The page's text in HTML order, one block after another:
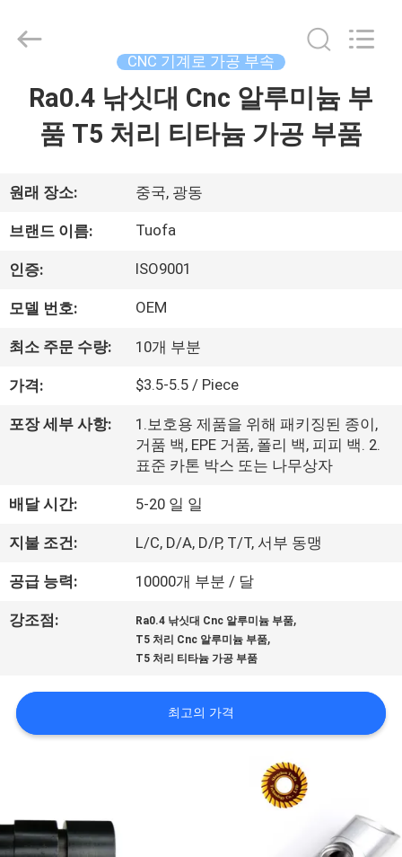
품
우
리
한
것
공
장
투
어
질
관
저
2021
Technology
CNC 기계로 가공 부속
Ra0.4 낚싯대 Cnc 알루미늄 부
품 T5 처리 티타늄 가공 부품
원래 장소: 중국, 광동
브랜드 이름: Tuofa
인증: ISO9001
모델 번호: OEM
최소 주문 수량: 10개 부분
가격: $3.5-5.5 / Piece
포장 세부 사항:
1.보호용 제품을 위해 패키징된 종이,
거품 백, EPE 거품, 폴리 백, 피피 백. 2.
표준 카톤 박스 또는 나무상자
배달 시간: 5-20 일 일
지불 조건: L/C, D/A, D/P, T/T, 서부 동맹
공급 능력: 10000개 부분 / 달
강조점: Ra0.4 낚싯대 Cnc 알루미늄 부품,
T5 처리 Cnc 알루미늄 부품,
T5 처리 티타늄 가공 부품
최고의 가격